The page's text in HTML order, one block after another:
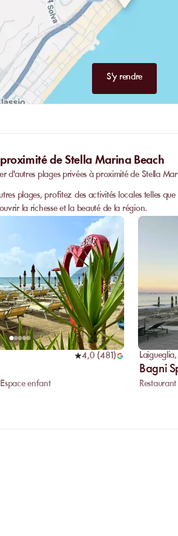
S'y rendre
de Stella Marina Beach
d'autres plages privées à proximité de Stella
plages, profitez des activités locales telles
la richesse et la beauté de la région.
4,0 (481 )
enfant
Laigueglia,
Bagni